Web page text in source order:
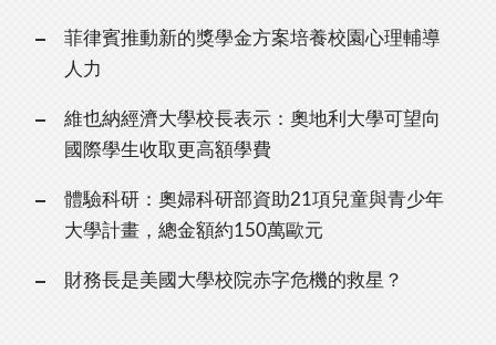
菲律賓推動新的獎學金方案培養校園心理輔導
人力
維也納經濟大學校長表示：奧地利大學可望向
國際學生收取更高額學費
體驗科研：奧婦科研部資助21項兒童與青少年
大學計畫，總金額約150萬歐元
財務長是美國大學校院赤字危機的救星？